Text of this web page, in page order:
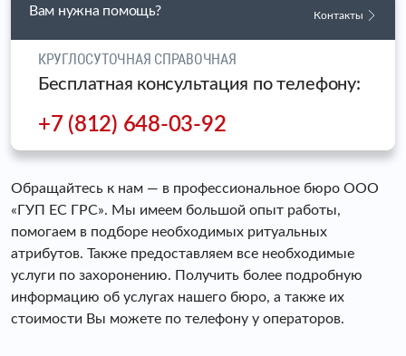
Вам нужна помощь? Контакты
КРУГЛОСУТОЧНАЯ СПРАВОЧНАЯ
Бесплатная консультация по телефону:
+7 (812) 648-03-92
Обращайтесь к нам — в профессиональное бюро ООО
«ГУП ЕС ГРС». Мы имеем большой опыт работы,
помогаем в подборе необходимых ритуальных
атрибутов. Также предоставляем все необходимые
услуги по захоронению. Получить более подробную
информацию об услугах нашего бюро, а также их
стоимости Вы можете по телефону у операторов.